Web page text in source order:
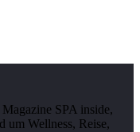
SPA inside,
um Wellness, Reise,